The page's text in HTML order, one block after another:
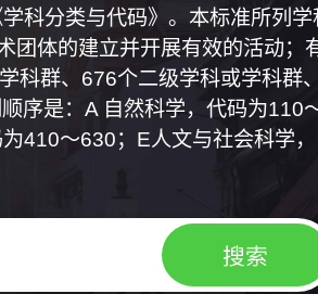
科分类与代码》。本标准所列学
团体的建立并开展有效的活动；
科群、676个二级学科或学科群、
序是：A 自然科学，代码为110
410～630；E人文与社会科学，